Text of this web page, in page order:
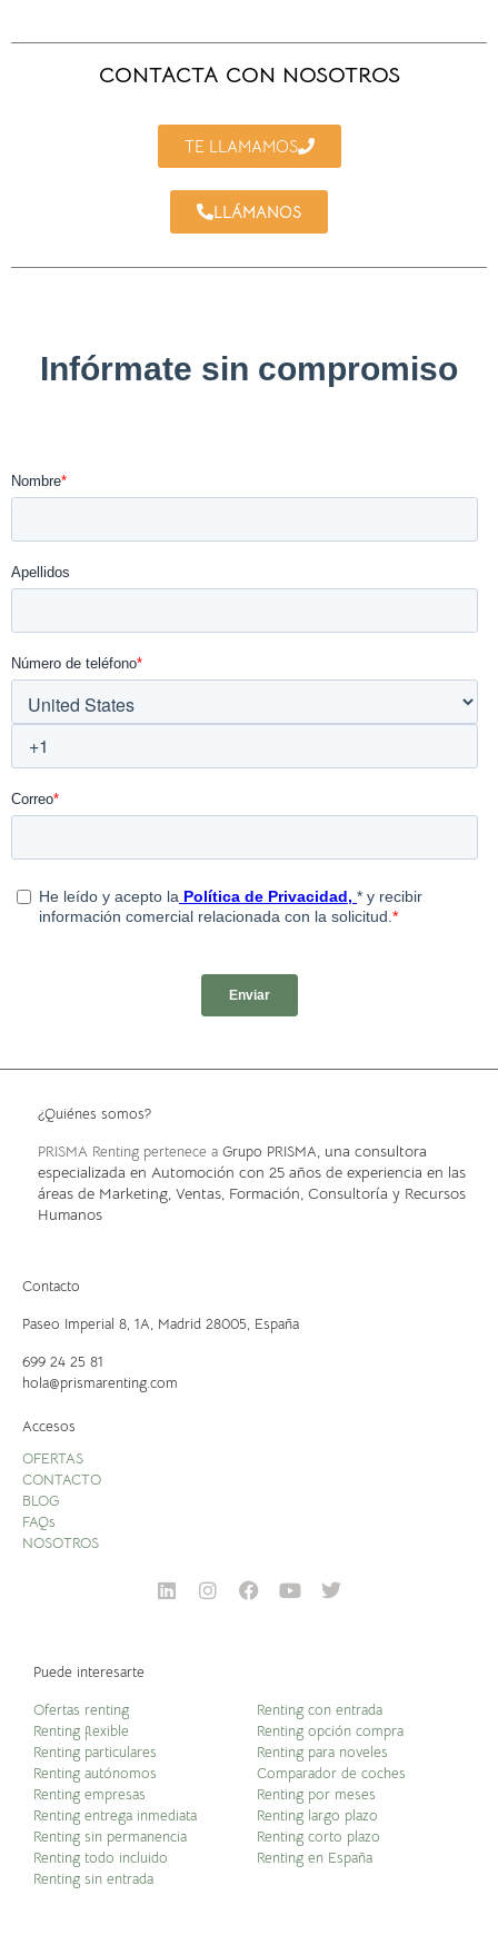
CONTACTA CON NOSOTROS
TE LLAMAMOS
LLÁMANOS
¿Quiénes somos?
PRISMA Renting pertenece a Grupo PRISMA, una consultora
especializada en Automoción con 25 años de experiencia en las
áreas de Marketing, Ventas, Formación, Consultoría y Recursos
Humanos
Contacto
Paseo Imperial 8, 1A, Madrid 28005, España
699 24 25 81
hola@prismarenting.com
Accesos
OFERTAS
CONTACTO
BLOG
FAQs
NOSOTROS
Puede interesarte
Ofertas renting
Renting flexible
Renting particulares
Renting autónomos
Renting empresas
Renting entrega inmediata
Renting sin permanencia
Renting todo incluido
Renting sin entrada
Renting con entrada
Renting opción compra
Renting para noveles
Comparador de coches
Renting por meses
Renting largo plazo
Renting corto plazo
Renting en España